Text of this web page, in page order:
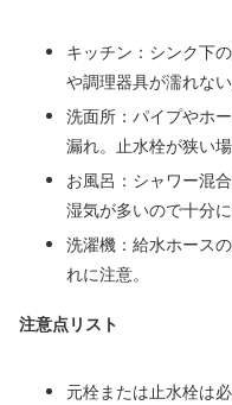
キッチン：シンク下
や調理器具が濡れな
洗面所：パイプやホ
漏れ。止水栓が狭い
お風呂：シャワー混
湿気が多いので十分
洗濯機：給水ホース
れに注意。
注意点リスト
元栓または止水栓は